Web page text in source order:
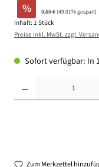
% 9,59 €(49.01% gespart)
Inhalt: 1 Stück
Preise inkl. MwSt. zzgl.
Sofort verfügbar: In
Zum Merkzettel